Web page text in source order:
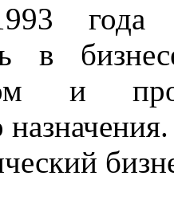
года
в
и